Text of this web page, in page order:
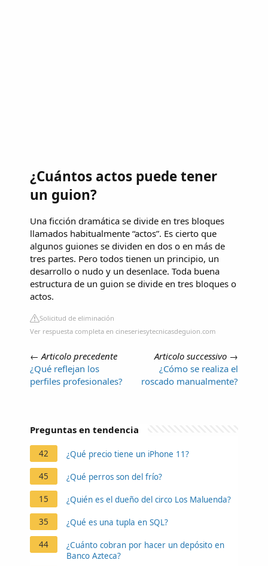
¿Cuántos actos puede tener
un guion?
Una ficción dramática se divide en tres bloques
llamados habitualmente “actos”. Es cierto que
algunos guiones se dividen en dos o en más de
tres partes. Pero todos tienen un principio, un
desarrollo o nudo y un desenlace. Toda buena
estructura de un guion se divide en tres bloques o
actos.
Solicitud de eliminación
Ver respuesta completa en cineseriesytecnicasdeguion.com
←Articolo precedente
¿Qué reflejan los
perfiles profesionales?
Articolo successivo →
¿Cómo se realiza el
roscado manualmente?
Preguntas en tendencia
42 ¿Qué precio tiene un iPhone 11?
45 ¿Qué perros son del frío?
15 ¿Quién es el dueño del circo Los Maluenda?
35 ¿Qué es una tupla en SQL?
44
¿Cuánto cobran por hacer un depósito en
Banco Azteca?